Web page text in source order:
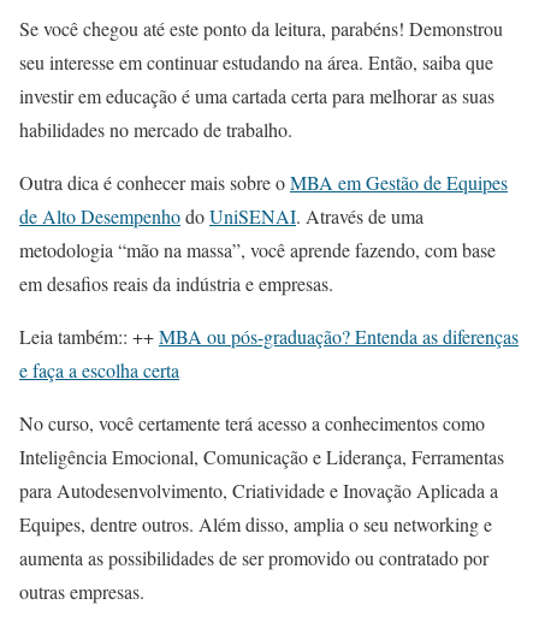
Se você chegou até este ponto da leitura, parabéns! Demonstrou
seu interesse em continuar estudando na área. Então, saiba que
investir em educação é uma cartada certa para melhorar as suas
habilidades no mercado de trabalho.
Outra dica é conhecer mais sobre oMBA em Gestão de Equipes
de Alto DesempenhodoUniSENAI. Através de uma
metodologia “mão na massa”, você aprende fazendo, com base
em desafios reais da indústria e empresas.
Leia também:: ++MBA ou pós-graduação? Entenda as diferenças
e faça a escolha certa
No curso, você certamente terá acesso a conhecimentos como
Inteligência Emocional, Comunicação e Liderança, Ferramentas
para Autodesenvolvimento, Criatividade e Inovação Aplicada a
Equipes, dentre outros. Além disso, amplia o seu networking e
aumenta as possibilidades de ser promovido ou contratado por
outras empresas.